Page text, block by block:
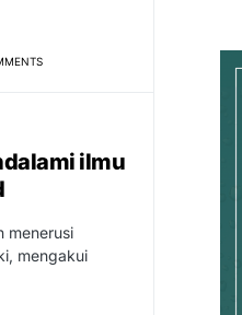
ilmu
menerusi
mengakui